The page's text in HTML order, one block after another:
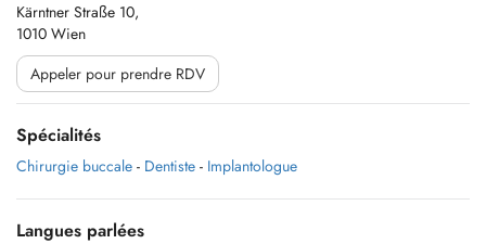
Kärntner Straße 10,
1010 Wien
Appeler pour prendre RDV
Spécialités
Chirurgie buccale - Dentiste - Implantologue
Langues parlées